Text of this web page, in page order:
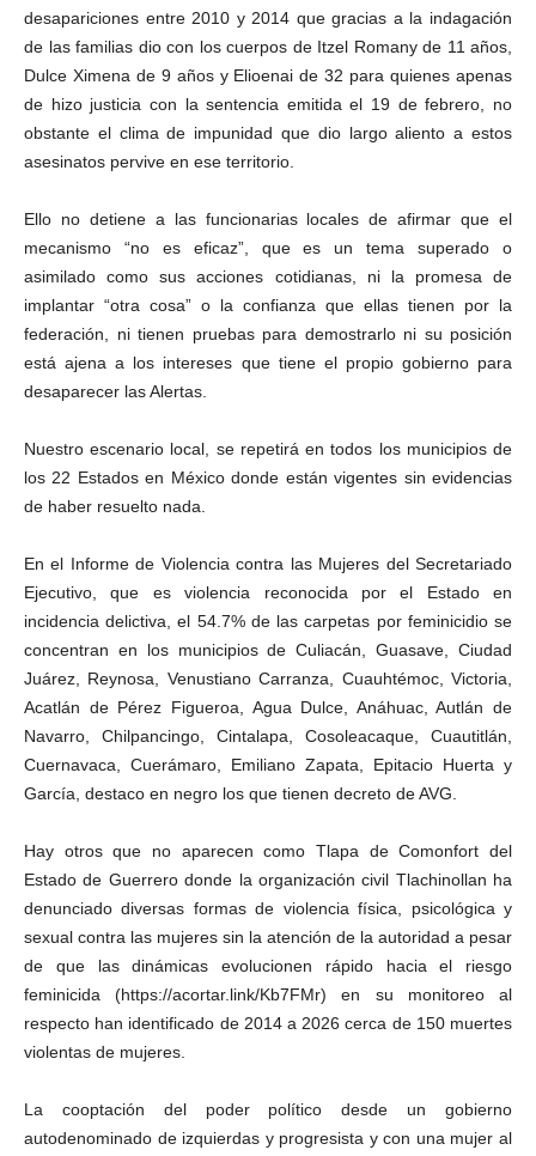
desapariciones entre 2010 y 2014 que gracias a la indagación
de las familias dio con los cuerpos de Itzel Romany de 11 años,
Dulce Ximena de 9 años y Elioenai de 32 para quienes apenas
de hizo justicia con la sentencia emitida el 19 de febrero, no
obstante el clima de impunidad que dio largo aliento a estos
asesinatos pervive en ese territorio.
Ello no detiene a las funcionarias locales de afirmar que el
mecanismo “no es eficaz”, que es un tema superado o
asimilado como sus acciones cotidianas, ni la promesa de
implantar “otra cosa” o la confianza que ellas tienen por la
federación, ni tienen pruebas para demostrarlo ni su posición
está ajena a los intereses que tiene el propio gobierno para
desaparecer las Alertas.
Nuestro escenario local, se repetirá en todos los municipios de
los 22 Estados en México donde están vigentes sin evidencias
de haber resuelto nada.
En el Informe de Violencia contra las Mujeres del Secretariado
Ejecutivo, que es violencia reconocida por el Estado en
incidencia delictiva, el 54.7% de las carpetas por feminicidio se
concentran en los municipios de Culiacán, Guasave, Ciudad
Juárez, Reynosa, Venustiano Carranza, Cuauhtémoc, Victoria,
Acatlán de Pérez Figueroa, Agua Dulce, Anáhuac, Autlán de
Navarro, Chilpancingo, Cintalapa, Cosoleacaque, Cuautitlán,
Cuernavaca, Cuerámaro, Emiliano Zapata, Epitacio Huerta y
García, destaco en negro los que tienen decreto de AVG.
Hay otros que no aparecen como Tlapa de Comonfort del
Estado de Guerrero donde la organización civil Tlachinollan ha
denunciado diversas formas de violencia física, psicológica y
sexual contra las mujeres sin la atención de la autoridad a pesar
de que las dinámicas evolucionen rápido hacia el riesgo
feminicida (https://acortar.link/Kb7FMr) en su monitoreo al
respecto han identificado de 2014 a 2026 cerca de 150 muertes
violentas de mujeres.
La cooptación del poder político desde un gobierno
autodenominado de izquierdas y progresista y con una mujer al